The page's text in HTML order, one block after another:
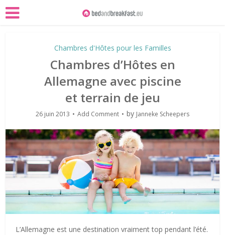
Chambres d'Hôtes pour les Familles
Chambres d’Hôtes en
Allemagne avec piscine
et terrain de jeu
26 juin 2013 Add Comment by Janneke Scheepers
L’Allemagne est une destination vraiment top pendant l’été.